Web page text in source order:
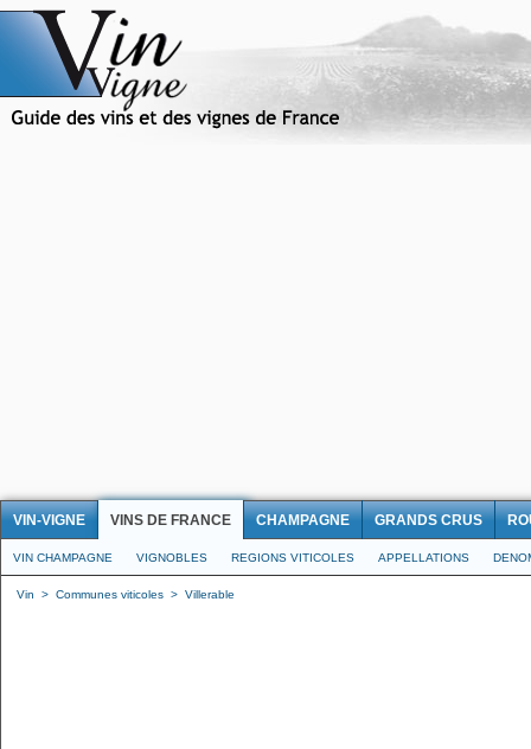
VIN-VIGNE VINS DE FRANCE CHAMPAGNE GRANDS CRUS
VIN CHAMPAGNE VIGNOBLES REGIONS VITICOLES APPELLATIONS
Vin > Communes viticoles > Villerable